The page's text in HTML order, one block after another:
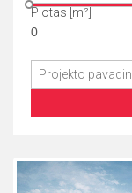
Plotas [m²]